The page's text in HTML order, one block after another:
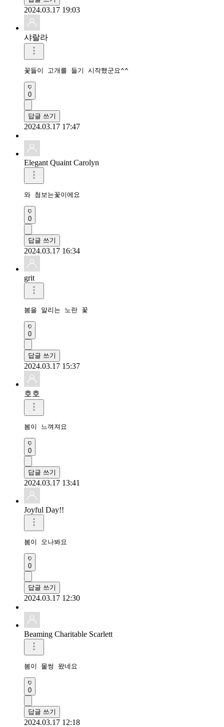
2024.03.17 19:03
샤랄라
꽃들이 고개를 들기 시작했군요^^
0
답글 쓰기
2024.03.17 17:47
Elegant Quaint Carolyn
와 첨보는꽃이에요
0
답글 쓰기
2024.03.17 16:34
grit
봄을 알리는 노란 꽃
0
답글 쓰기
2024.03.17 15:37
호호
봄이 느껴져요
0
답글 쓰기
2024.03.17 13:41
Joyful Day!!
봄이 오나봐요
0
답글 쓰기
2024.03.17 12:30
Beaming Charitable Scarlett
봄이 물썽 왔네요
0
답글 쓰기
2024.03.17 12:18